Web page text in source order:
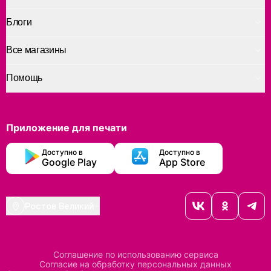
Помощь
Блоги
Все магазины
Приложение для печати
Доступно в
Google Play
Доступно в
App Store
Соглашение по использованию сервиса
Согласие на обработку персональных данных